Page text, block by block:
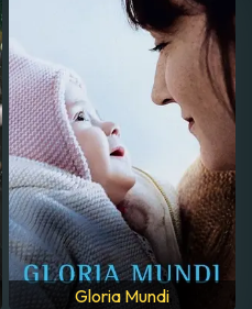
Gloria Mundi